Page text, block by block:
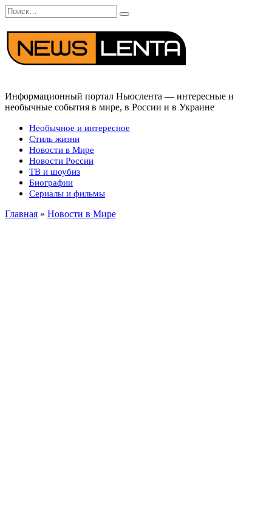
Перейти
к
содержанию
Search
for:
Информационный портал Ньюслента — интересные и
необычные события в мире, в России и в Украине
Необычное и интересное
Стиль жизни
Новости в Мире
Новости России
ТВ и шоубиз
Биографии
Сериалы и фильмы
Главная » Новости в Мире